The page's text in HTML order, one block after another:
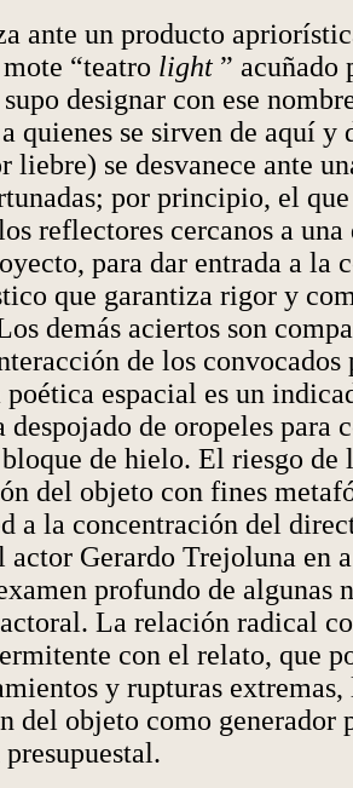
ante un producto
“teatro light ”
designar con ese
quienes se sirven de aquí y
liebre) se desvanece ante
por principio, el
reflectores cercanos a
para dar entrada a la
que garantiza rigor y
demás aciertos son
de los convocados
espacial es un
despojado de oropeles para
de hielo. El riesgo de
del objeto con fines
a la concentración del
Gerardo Trejoluna en
profundo de algunas
La relación radical
con el relato, que
y rupturas extremas,
del objeto como generador